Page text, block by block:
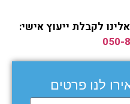
לקבלת ייעוץ אישי:
050-
לנו פרטים